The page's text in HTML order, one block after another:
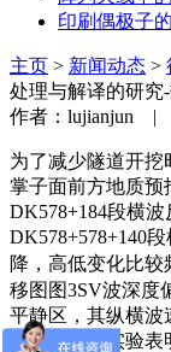
印刷偶极子
主页 > 新闻动态 >
处理与解译的研究
作者：lujianjun |
为了减少隧道开挖
掌子面前方地质预
DK578+184段横
DK578+578+140
降，高低变化比
移图图3SV波深度
平静区，其纵横波
经过大量的实验